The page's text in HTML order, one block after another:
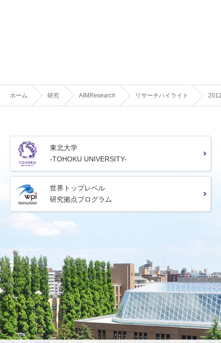
ホーム 研究 AIMResearch リサーチハイライト
東北大学
-TOHOKU UNIVERSITY-
世界トップレベル
研究拠点プログラム